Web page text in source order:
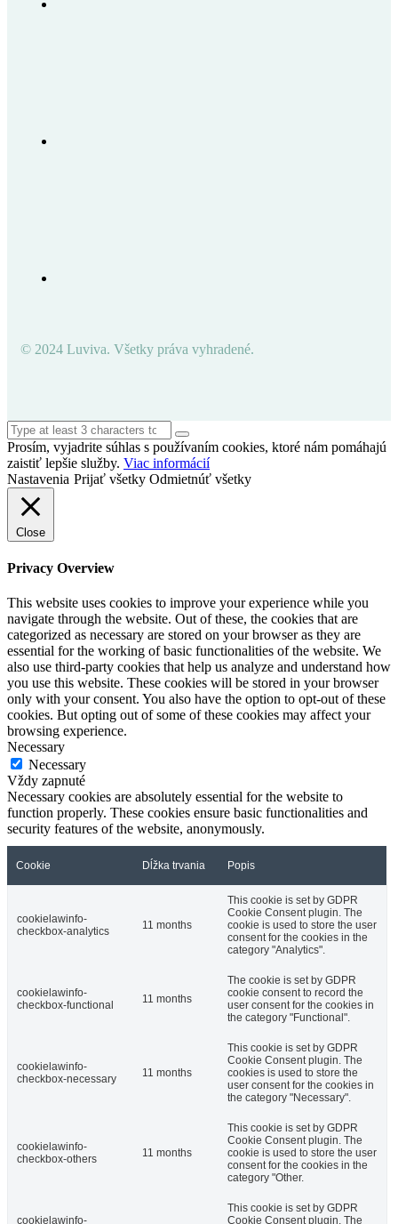
© 2024 Luviva. Všetky práva vyhradené.
Prosím, vyjadrite súhlas s používaním cookies, ktoré nám pomáhajú
zaistiť lepšie služby. Viac informácií
Nastavenia Prijať všetky Odmietnúť všetky
Close
Privacy Overview
This website uses cookies to improve your experience while you
navigate through the website. Out of these, the cookies that are
categorized as necessary are stored on your browser as they are
essential for the working of basic functionalities of the website. We
also use third-party cookies that help us analyze and understand how
you use this website. These cookies will be stored in your browser
only with your consent. You also have the option to opt-out of these
cookies. But opting out of some of these cookies may affect your
browsing experience.
Necessary
Necessary
Vždy zapnuté
Necessary cookies are absolutely essential for the website to
function properly. These cookies ensure basic functionalities and
security features of the website, anonymously.
Cookie Dĺžka trvania Popis
cookielawinfo-
checkbox-analytics
11 months
This cookie is set by GDPR
Cookie Consent plugin. The
cookie is used to store the user
consent for the cookies in the
category "Analytics".
cookielawinfo-
checkbox-functional
11 months
The cookie is set by GDPR
cookie consent to record the
user consent for the cookies in
the category "Functional".
cookielawinfo-
checkbox-necessary
11 months
This cookie is set by GDPR
Cookie Consent plugin. The
cookies is used to store the
user consent for the cookies in
the category "Necessary".
cookielawinfo-
checkbox-others
11 months
This cookie is set by GDPR
Cookie Consent plugin. The
cookie is used to store the user
consent for the cookies in the
category "Other.
cookielawinfo-
This cookie is set by GDPR
Cookie Consent plugin. The